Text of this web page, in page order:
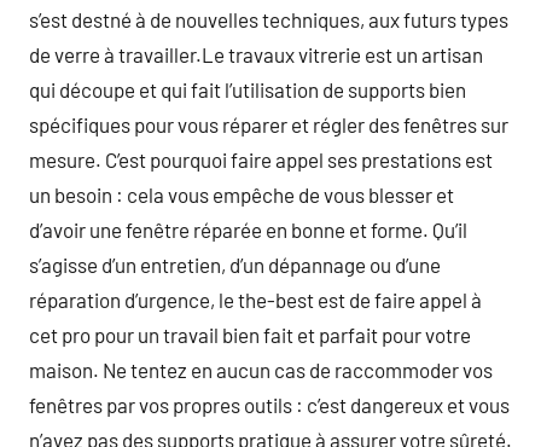
s’est destné à de nouvelles techniques, aux futurs types
de verre à travailler.Le travaux vitrerie est un artisan
qui découpe et qui fait l’utilisation de supports bien
spécifiques pour vous réparer et régler des fenêtres sur
mesure. C’est pourquoi faire appel ses prestations est
un besoin : cela vous empêche de vous blesser et
d’avoir une fenêtre réparée en bonne et forme. Qu’il
s’agisse d’un entretien, d’un dépannage ou d’une
réparation d’urgence, le the-best est de faire appel à
cet pro pour un travail bien fait et parfait pour votre
maison. Ne tentez en aucun cas de raccommoder vos
fenêtres par vos propres outils : c’est dangereux et vous
n’avez pas des supports pratique à assurer votre sûreté.